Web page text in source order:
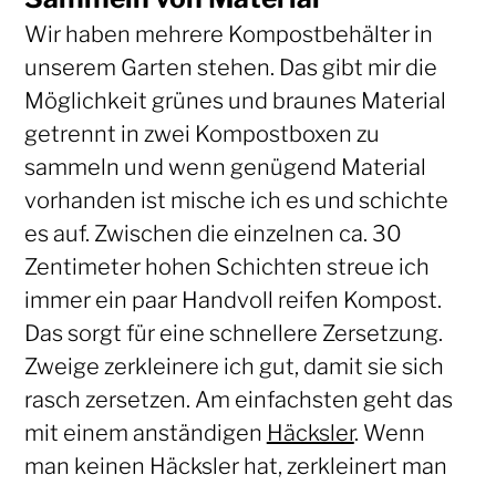
Wir haben mehrere Kompostbehälter in
unserem Garten stehen. Das gibt mir die
Möglichkeit grünes und braunes Material
getrennt in zwei Kompostboxen zu
sammeln und wenn genügend Material
vorhanden ist mische ich es und schichte
es auf. Zwischen die einzelnen ca. 30
Zentimeter hohen Schichten streue ich
immer ein paar Handvoll reifen Kompost.
Das sorgt für eine schnellere Zersetzung.
Zweige zerkleinere ich gut, damit sie sich
rasch zersetzen. Am einfachsten geht das
mit einem anständigen Häcksler. Wenn
man keinen Häcksler hat, zerkleinert man